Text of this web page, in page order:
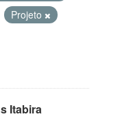
Projeto
Itabira